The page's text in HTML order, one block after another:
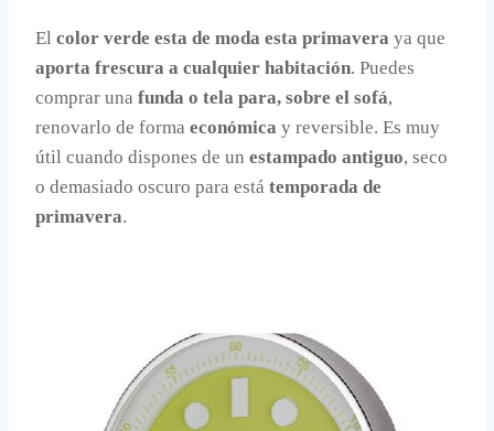
El color verde esta de moda esta primavera ya que
aporta frescura a cualquier habitación. Puedes
comprar una funda o tela para, sobre el sofá,
renovarlo de forma económica y reversible. Es muy
útil cuando dispones de un estampado antiguo, seco
o demasiado oscuro para está temporada de
primavera.